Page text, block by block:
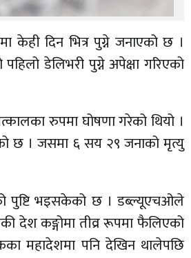
केही दिन भित्र पुग्ने जनाएको छ ।
डेलिभरी पुग्ने अपेक्षा गरिएको
रुपमा घोषणा गरेको थियो ।
छ । जसमा ६ सय २९ जनाको मृत्यु
पुष्टि भइसकेको छ । डब्ल्यूएचओले
देश कङ्गोमा तीव्र रूपमा फैलिएको
महादेशमा पनि देखिन थालेपछि